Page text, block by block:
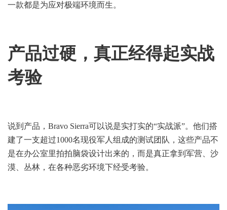
一款都是为应对极端环境而生。
产品过硬，真正经得起实战
考验
说到产品，Bravo Sierra可以说是实打实的“实战派”。他们搭
建了一支超过1000名现役军人组成的测试团队，这些产品不
是在办公室里拍拍脑袋设计出来的，而是真正拿到军营、沙
漠、丛林，在各种恶劣环境下经受考验。